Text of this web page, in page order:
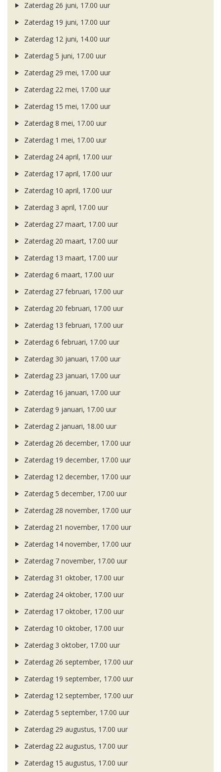
Zaterdag 26 juni, 17.00 uur
Zaterdag 19 juni, 17.00 uur
Zaterdag 12 juni, 14.00 uur
Zaterdag 5 juni, 17.00 uur
Zaterdag 29 mei, 17.00 uur
Zaterdag 22 mei, 17.00 uur
Zaterdag 15 mei, 17.00 uur
Zaterdag 8 mei, 17.00 uur
Zaterdag 1 mei, 17.00 uur
Zaterdag 24 april, 17.00 uur
Zaterdag 17 april, 17.00 uur
Zaterdag 10 april, 17.00 uur
Zaterdag 3 april, 17.00 uur
Zaterdag 27 maart, 17.00 uur
Zaterdag 20 maart, 17.00 uur
Zaterdag 13 maart, 17.00 uur
Zaterdag 6 maart, 17.00 uur
Zaterdag 27 februari, 17.00 uur
Zaterdag 20 februari, 17.00 uur
Zaterdag 13 februari, 17.00 uur
Zaterdag 6 februari, 17.00 uur
Zaterdag 30 januari, 17.00 uur
Zaterdag 23 januari, 17.00 uur
Zaterdag 16 januari, 17.00 uur
Zaterdag 9 januari, 17.00 uur
Zaterdag 2 januari, 18.00 uur
Zaterdag 26 december, 17.00 uur
Zaterdag 19 december, 17.00 uur
Zaterdag 12 december, 17.00 uur
Zaterdag 5 december, 17.00 uur
Zaterdag 28 november, 17.00 uur
Zaterdag 21 november, 17.00 uur
Zaterdag 14 november, 17.00 uur
Zaterdag 7 november, 17.00 uur
Zaterdag 31 oktober, 17.00 uur
Zaterdag 24 oktober, 17.00 uur
Zaterdag 17 oktober, 17.00 uur
Zaterdag 10 oktober, 17.00 uur
Zaterdag 3 oktober, 17.00 uur
Zaterdag 26 september, 17.00 uur
Zaterdag 19 september, 17.00 uur
Zaterdag 12 september, 17.00 uur
Zaterdag 5 september, 17.00 uur
Zaterdag 29 augustus, 17.00 uur
Zaterdag 22 augustus, 17.00 uur
Zaterdag 15 augustus, 17.00 uur